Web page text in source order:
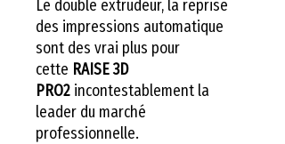
Le double extrudeur, la reprise
des impressions automatique
sont des vrai plus pour
cette RAISE 3D
PRO2 incontestablement la
leader du marché
professionnelle.